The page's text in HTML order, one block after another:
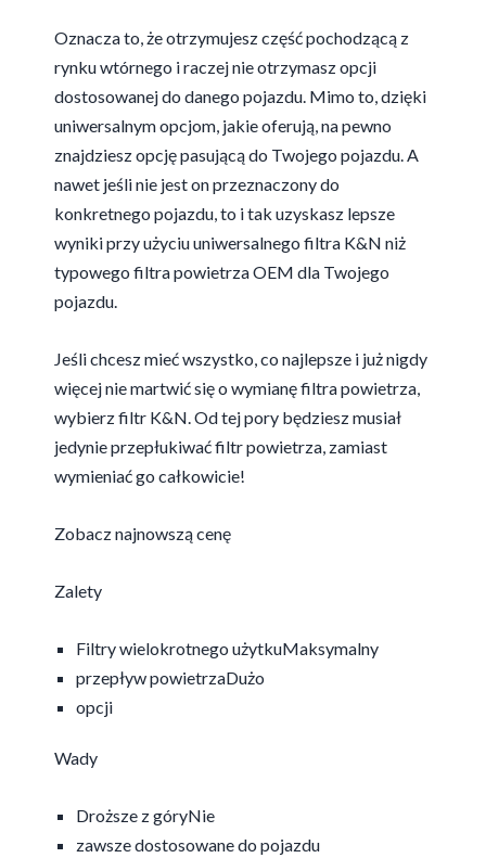
Oznacza to, że otrzymujesz część pochodzącą z
rynku wtórnego i raczej nie otrzymasz opcji
dostosowanej do danego pojazdu. Mimo to, dzięki
uniwersalnym opcjom, jakie oferują, na pewno
znajdziesz opcję pasującą do Twojego pojazdu. A
nawet jeśli nie jest on przeznaczony do
konkretnego pojazdu, to i tak uzyskasz lepsze
wyniki przy użyciu uniwersalnego filtra K&N niż
typowego filtra powietrza OEM dla Twojego
pojazdu.
Jeśli chcesz mieć wszystko, co najlepsze i już nigdy
więcej nie martwić się o wymianę filtra powietrza,
wybierz filtr K&N. Od tej pory będziesz musiał
jedynie przepłukiwać filtr powietrza, zamiast
wymieniać go całkowicie!
Zobacz najnowszą cenę
Zalety
Filtry wielokrotnego użytkuMaksymalny
przepływ powietrzaDużo
opcji
Wady
Droższe z góryNie
zawsze dostosowane do pojazdu